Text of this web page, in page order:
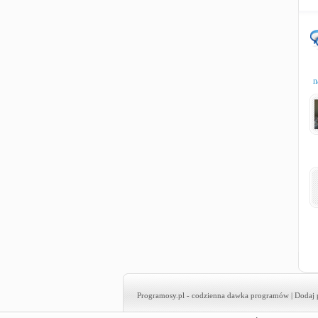
Programosy.pl - codzienna dawka programów | Dodaj